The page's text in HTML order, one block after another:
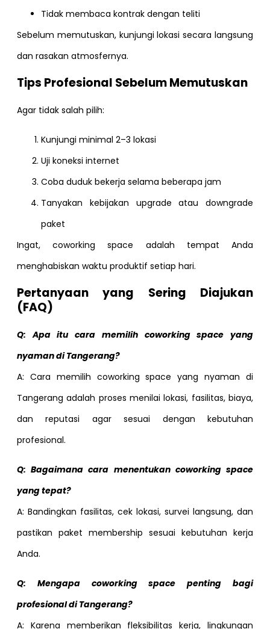
Tidak membaca kontrak dengan teliti
Sebelum memutuskan, kunjungi lokasi secara langsung
dan rasakan atmosfernya.
Tips Profesional Sebelum Memutuskan
Agar tidak salah pilih:
Kunjungi minimal 2–3 lokasi
Uji koneksi internet
Coba duduk bekerja selama beberapa jam
Tanyakan kebijakan upgrade atau downgrade
paket
Ingat, coworking space adalah tempat Anda
menghabiskan waktu produktif setiap hari.
Pertanyaan yang Sering Diajukan
(FAQ)
Q: Apa itu cara memilih coworking space yang
nyaman di Tangerang?
A: Cara memilih coworking space yang nyaman di
Tangerang adalah proses menilai lokasi, fasilitas, biaya,
dan reputasi agar sesuai dengan kebutuhan
profesional.
Q: Bagaimana cara menentukan coworking space
yang tepat?
A: Bandingkan fasilitas, cek lokasi, survei langsung, dan
pastikan paket membership sesuai kebutuhan kerja
Anda.
Q: Mengapa coworking space penting bagi
profesional di Tangerang?
A: Karena memberikan fleksibilitas kerja, lingkungan